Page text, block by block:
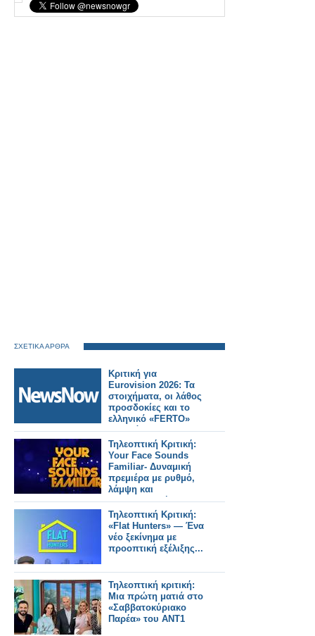
ΣΧΕΤΙΚΑ ΑΡΘΡΑ
Κριτική για
Eurovision 2026: Τα
στοιχήματα, οι λάθος
προσδοκίες και το
ελληνικό «FERTO»
που χάθηκε στη
σκηνή
Τηλεοπτική Κριτική:
Your Face Sounds
Familiar- Δυναμική
πρεμιέρα με ρυθμό,
λάμψη και
παρουσιαστή-
έκπληξη
Τηλεοπτική Κριτική:
«Flat Hunters» — Ένα
νέο ξεκίνημα με
προοπτική εξέλιξης...
Τηλεοπτική κριτική:
Μια πρώτη ματιά στο
«Σαββατοκύριακο
Παρέα» του ΑΝΤ1